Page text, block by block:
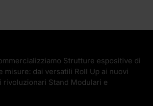
Strutture espositive di
misure: dai versatili Roll Up ai nuovi
rivoluzionari Stand Modulari e